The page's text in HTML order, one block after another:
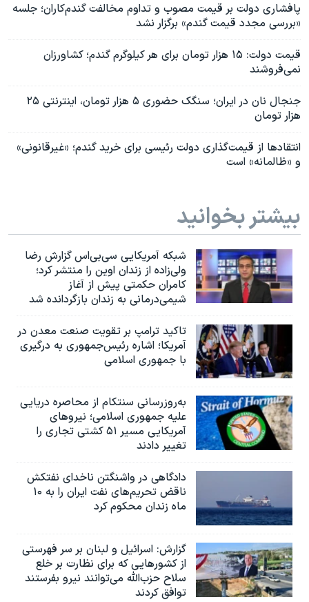
پافشاری دولت بر قیمت مصوب و تداوم مخالفت گندم‌کاران؛ جلسه
«بررسی مجدد قیمت گندم» برگزار نشد
قیمت دولت: ۱۵ هزار تومان برای هر کیلوگرم گندم؛ کشاورزان
نمی‌فروشند
جنجال نان در ایران؛ سنگک حضوری ۵ هزار تومان، اینترنتی ۲۵
هزار تومان
انتقادها از قیمت‌گذاری دولت رئیسی برای خرید گندم؛ «غیرقانونی»
و «ظالمانه» است
بیشتر بخوانید
شبکه آمریکایی سی‌بی‌‌اس گزارش رضا
ولی‌زاده از زندان اوین را منتشر کرد؛
کامران حکمتی پیش از آغاز
شیمی‌درمانی به زندان بازگردانده شد
تاکید ترامپ بر تقویت صنعت معدن در
آمریکا؛ اشاره رئیس‌جمهوری به درگیری
با جمهوری اسلامی
به‌روزرسانی سنتکام از محاصره دریایی
علیه جمهوری اسلامی؛ نیروهای
آمریکایی مسیر ۵۱ کشتی تجاری را
تغییر دادند
دادگاهی در واشنگتن ناخدای نفتکش
ناقض تحریم‌های نفت ایران را به ۱۰
ماه زندان محکوم کرد
گزارش‌: اسرائيل و لبنان بر سر فهرستی
از کشورهایی که برای نظارت بر خلع
سلاح حزب‌الله می‌توانند نیرو بفرستند
توافق کردند